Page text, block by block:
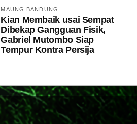
MAUNG BANDUNG
Kian Membaik usai Sempat
Dibekap Gangguan Fisik,
Gabriel Mutombo Siap
Tempur Kontra Persija